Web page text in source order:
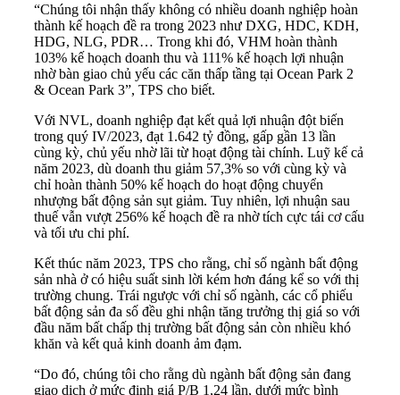
“Chúng tôi nhận thấy không có nhiều doanh nghiệp hoàn
thành kế hoạch đề ra trong 2023 như DXG, HDC, KDH,
HDG, NLG, PDR… Trong khi đó, VHM hoàn thành
103% kế hoạch doanh thu và 111% kế hoạch lợi nhuận
nhờ bàn giao chủ yếu các căn thấp tầng tại Ocean Park 2
& Ocean Park 3”, TPS cho biết.
Với NVL, doanh nghiệp đạt kết quả lợi nhuận đột biến
trong quý IV/2023, đạt 1.642 tỷ đồng, gấp gần 13 lần
cùng kỳ, chủ yếu nhờ lãi từ hoạt động tài chính. Luỹ kế cả
năm 2023, dù doanh thu giảm 57,3% so với cùng kỳ và
chỉ hoàn thành 50% kế hoạch do hoạt động chuyển
nhượng bất động sản sụt giảm. Tuy nhiên, lợi nhuận sau
thuế vẫn vượt 256% kế hoạch đề ra nhờ tích cực tái cơ cấu
và tối ưu chi phí.
Kết thúc năm 2023, TPS cho rằng, chỉ số ngành bất động
sản nhà ở có hiệu suất sinh lời kém hơn đáng kể so với thị
trường chung. Trái ngược với chỉ số ngành, các cổ phiếu
bất động sản đa số đều ghi nhận tăng trưởng thị giá so với
đầu năm bất chấp thị trường bất động sản còn nhiều khó
khăn và kết quả kinh doanh ảm đạm.
“Do đó, chúng tôi cho rằng dù ngành bất động sản đang
giao dịch ở mức định giá P/B 1,24 lần, dưới mức bình